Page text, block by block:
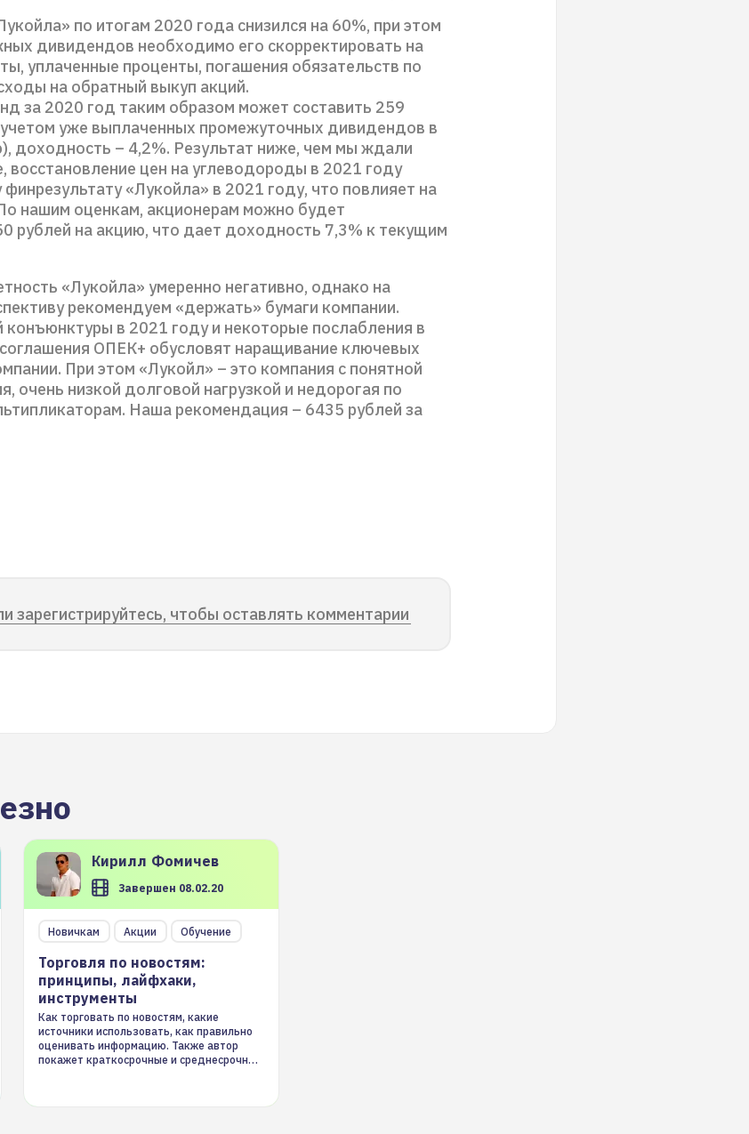
по итогам 2020 года снизился на 60%, при этом
дивидендов необходимо его скорректировать на
уплаченные проценты, погашения обязательств по
на обратный выкуп акций.
за 2020 год таким образом может составить 259
уже выплаченных промежуточных дивидендов в
доходность – 4,2%. Результат ниже, чем мы ждали
восстановление цен на углеводороды в 2021 году
«Лукойла» в 2021 году, что повлияет на
нашим оценкам, акционерам можно будет
рублей на акцию, что дает доходность 7,3% к текущим
«Лукойла» умеренно негативно, однако на
рекомендуем «держать» бумаги компании.
конъюнктуры в 2021 году и некоторые послабления в
ОПЕК+ обусловят наращивание ключевых
При этом «Лукойл» – это компания с понятной
очень низкой долговой нагрузкой и недорогая по
Наша рекомендация – 6435 рублей за
зарегистрируйтесь, чтобы оставлять комментарии
Кирилл Фомичев
Завершен 08.02.20
Новичкам Акции Обучение
Торговля по новостям:
принципы, лайфхаки,
инструменты
Как торговать по новостям, какие
источники использовать, как правильно
оценивать информацию. Также автор
покажет краткосрочные и среднесрочные